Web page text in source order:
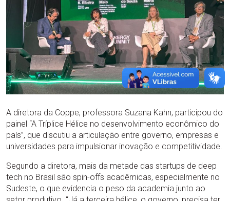
A diretora da Coppe, professora Suzana Kahn, participou do
painel “A Tríplice Hélice no desenvolvimento econômico do
país”, que discutiu a articulação entre governo, empresas e
universidades para impulsionar inovação e competitividade.
Segundo a diretora, mais da metade das startups de deep
tech no Brasil são spin-offs acadêmicas, especialmente no
Sudeste, o que evidencia o peso da academia junto ao